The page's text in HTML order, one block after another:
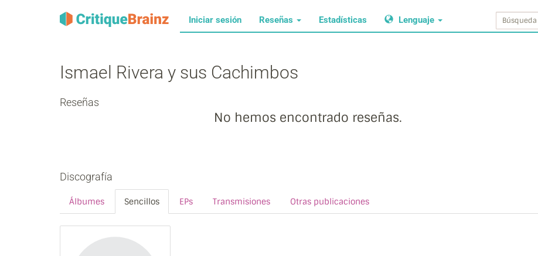
Iniciar sesión Reseñas Estadísticas Lenguaje
Ismael Rivera y sus Cachimbos
Reseñas
No hemos encontrado reseñas.
Discografía
Álbumes Sencillos EPs Transmisiones Otras publicaciones